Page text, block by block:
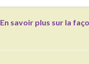
En savoir plus sur la